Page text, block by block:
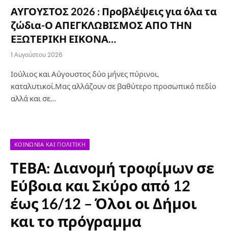
ΑΥΓΟΥΣΤΟΣ 2026 : Προβλέψεις για όλα τα
ζώδια-Ο ΑΠΕΓΚΛΩΒΙΣΜΟΣ ΑΠΟ ΤΗΝ
ΕΞΩΤΕΡΙΚΗ ΕΙΚΟΝΑ…
1 Αυγούστου 2026
Ιούλιος και Αύγουστος δύο μήνες πύρινοι,
καταλυτικοί.Μας αλλάζουν σε βαθύτερο προσωπικό πεδίο
αλλά και σε…
ΚΟΙΝΩΝΊΑ ΚΑΙ ΠΟΛΙΤΙΚΉ
ΤΕΒΑ: Διανομή τροφίμων σε
Εύβοια και Σκύρο από 12
έως 16/12 – Όλοι οι Δήμοι
και το πρόγραμμα